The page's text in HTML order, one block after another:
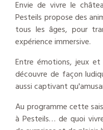
Envie de vivre le
Pesteils propose des
tous les âges, pour
expérience immersive.
Entre émotions, jeux
découvre de façon
aussi captivant
Au programme cette
à Pesteils… de quoi